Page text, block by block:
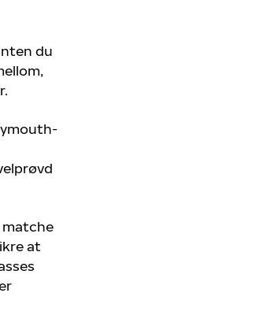
du
matche
at